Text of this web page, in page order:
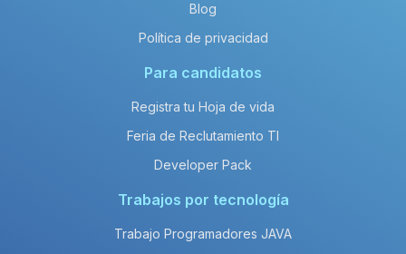
Blog
Política de privacidad
Para candidatos
Registra tu Hoja de vida
Feria de Reclutamiento TI
Developer Pack
Trabajos por tecnología
Trabajo Programadores JAVA